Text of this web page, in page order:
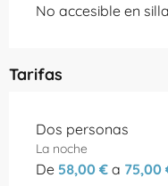
No accesible en
Tarifas
Tarifas 2026
Dos personas
La noche
De 58,00 € a 75,00